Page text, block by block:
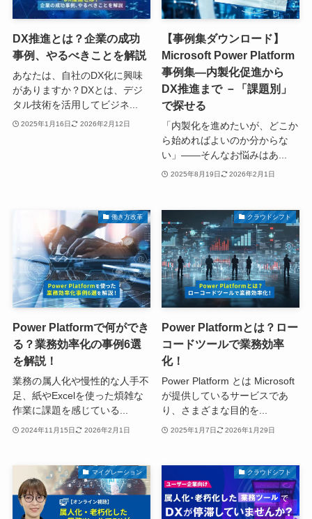
DX推進とは？企業の成功
事例、やるべきことを解説
あなたは、自社のDX化に興味
がありますか？DXとは、デジ
タル技術を活用してビジネ...
2025年1月16日 2026年2月12日
【事例集ダウンロード】
Microsoft Power Platform
事例集―内製化促進から
DX推進まで －「課題別」
で探せる
「内製化を進めたいが、どこか
ら始めればよいのか分からな
い」――そんなお悩みはあ...
2025年8月19日 2026年2月1日
働き方改革
Power Platformで何ができ
る？業務効率化の事例6選
を解説！
業務の属人化や慢性的な人手不
足、紙やExcelを使った煩雑な
作業に課題を感じている...
2024年11月15日 2026年2月1日
クラウドシフト
Power Platformとは？ロー
コードツールで業務効率
化！
Power Platform とは Microsoft
が提供しているサービスであ
り、さまざまな目的を...
2025年1月7日 2026年1月29日
マイグレーション クラウドシフト